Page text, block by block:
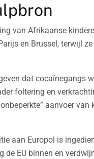
van Afrikaanse
en Brussel, terwijl ze
dat cocaïnegangs
foltering en
aanvoer van
aan Europol is
EU binnen en